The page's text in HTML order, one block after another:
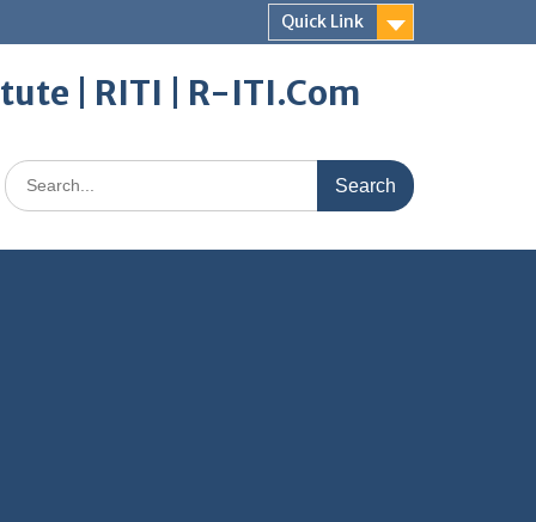
Quick Link
| RITI | R-ITI.Com
Search
for: